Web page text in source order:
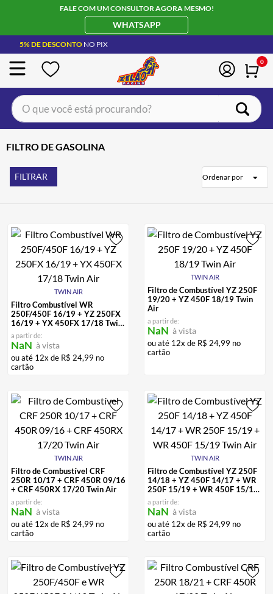
FALE COM UM CONSULTOR AGORA MESMO!
WHATSAPP
5% DE DESCONTO NO PIX
0
O que você está procurando?
FILTRO DE GASOLINA
FILTRAR Ordenar por
TWIN AIR
Filtro Combustível WR
250F/450F 16/19 + YZ 250FX
16/19 + YX 450FX 17/18 Twin
a partir de:
NaN à vista
ou até 12x de R$ 24,99 no
cartão
TWIN AIR
Filtro de Combustível YZ 250F
19/20 + YZ 450F 18/19 Twin
Air
a partir de:
NaN à vista
ou até 12x de R$ 24,99 no
cartão
TWIN AIR
Filtro de Combustível CRF
250R 10/17 + CRF 450R 09/16
+ CRF 450RX 17/20 Twin Air
a partir de:
NaN à vista
ou até 12x de R$ 24,99 no
cartão
TWIN AIR
Filtro de Combustível YZ 250F
14/18 + YZ 450F 14/17 + WR
250F 15/19 + WR 450F 15/19
Twin Air
a partir de:
NaN à vista
ou até 12x de R$ 24,99 no
cartão
1º CAPACETE LS2
2º BOTA
5º LUVA
6º BAU
ALPINESTAR
8º AIROH
9º CALÇA
10 º BOTAS